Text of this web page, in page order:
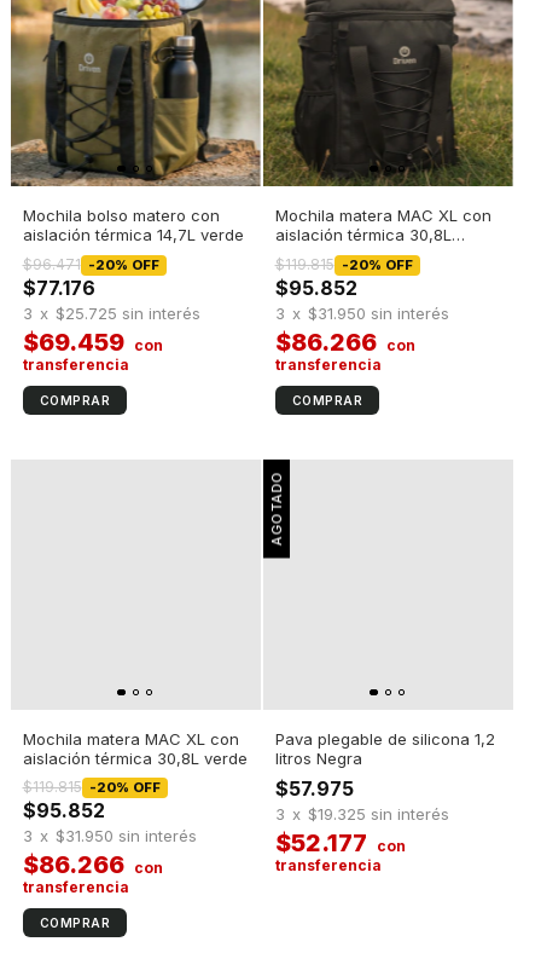
Mochila bolso matero con
aislación térmica 14,7L verde
$77.176
-20% OFF
$96.471
$69.459
3 x $25.725 sin interés
Mochila matera MAC XL con
aislación térmica 30,8L
Negro
$95.852
-20% OFF
$119.815
$86.266
3 x $31.950 sin interés
Mochila matera MAC XL con
aislación térmica 30,8L verde
$95.852
-20% OFF
$119.815
$86.266
3 x $31.950 sin interés
Pava plegable de silicona 1,2
litros Negra
$57.975
$52.177
3 x $19.325 sin interés